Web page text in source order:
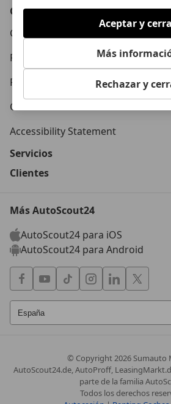
Conócenos
Condiciones Generales
Política de Privacidad
Política de Cookies
Contacto
Accessibility Statement
Servicios
Clientes
Más AutoScout24
AutoScout24 para iOS
AutoScout24 para Android
© Copyright2026 Sumauto
AutoScout24.de, AutoProff,
parte de la familia
Todos los derechos
total o parcialmente.Aceptar y
Más
Rechazar y